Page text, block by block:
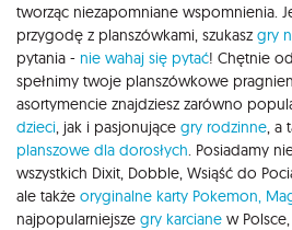
tworząc niezapomniane wspomnienia.
przygodę z planszówkami, szukasz gry
pytania - nie wahaj się pytać! Chętnie
spełnimy twoje planszówkowe
asortymencie znajdziesz zarówno
dzieci, jak i pasjonujące gry rodzinne, a
planszowe dla dorosłych. Posiadamy
wszystkich Dixit, Dobble, Wsiąść do
ale także oryginalne karty Pokemon,
najpopularniejsze gry karciane w